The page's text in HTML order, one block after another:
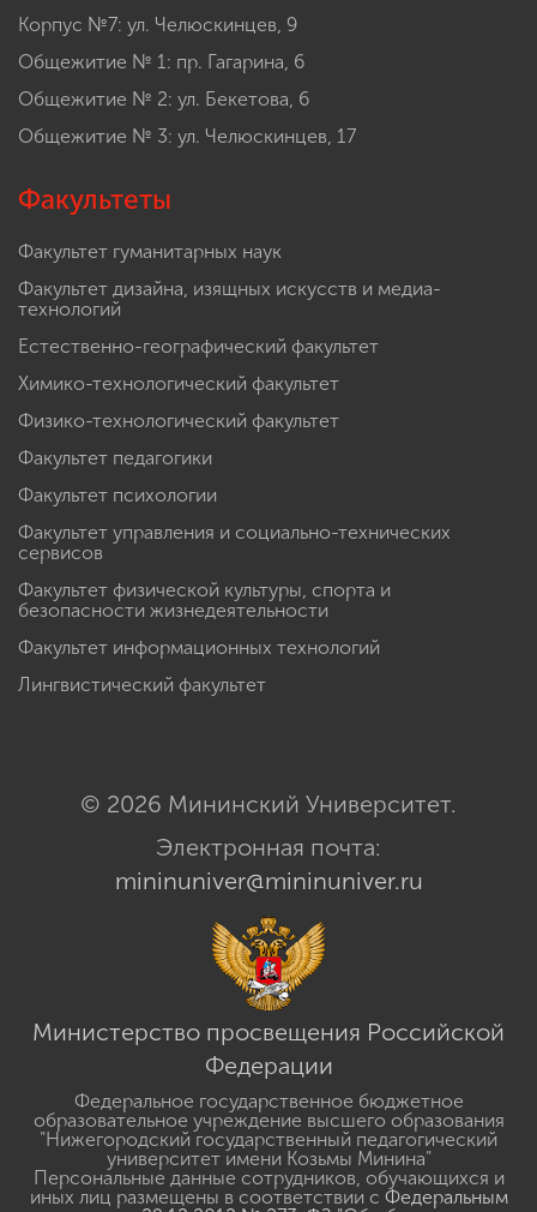
Корпус №7: ул. Челюскинцев, 9
Общежитие № 1: пр. Гагарина, 6
Общежитие № 2: ул. Бекетова, 6
Общежитие № 3: ул. Челюскинцев, 17
Факультеты
Факультет гуманитарных наук
Факультет дизайна, изящных искусств и медиа-
технологий
Естественно-географический факультет
Химико-технологический факультет
Физико-технологический факультет
Факультет педагогики
Факультет психологии
Факультет управления и социально-технических
сервисов
Факультет физической культуры, спорта и
безопасности жизнедеятельности
Факультет информационных технологий
Лингвистический факультет
© 2026 Мининский Университет.
Электронная почта:
mininuniver@mininuniver.ru
Министерство просвещения Российской
Федерации
Федеральное государственное бюджетное
образовательное учреждение высшего образования
"Нижегородский государственный педагогический
университет имени Козьмы Минина"
Персональные данные сотрудников, обучающихся и
иных лиц размещены в соответствии с Федеральным